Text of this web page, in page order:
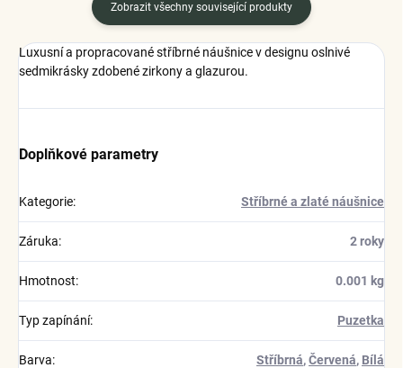
Zobrazit všechny související produkty
Luxusní a propracované stříbrné náušnice v designu oslnivé
sedmikrásky zdobené zirkony a glazurou.
Doplňkové parametry
Kategorie: Stříbrné a zlaté náušnice
Záruka: 2 roky
Hmotnost: 0.001 kg
Typ zapínání: Puzetka
Barva: Stříbrná,Červená, Bílá